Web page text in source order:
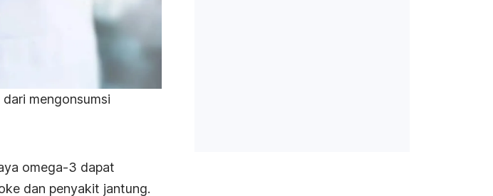
mengonsumsi
omega-3 dapat
dan penyakit jantung.